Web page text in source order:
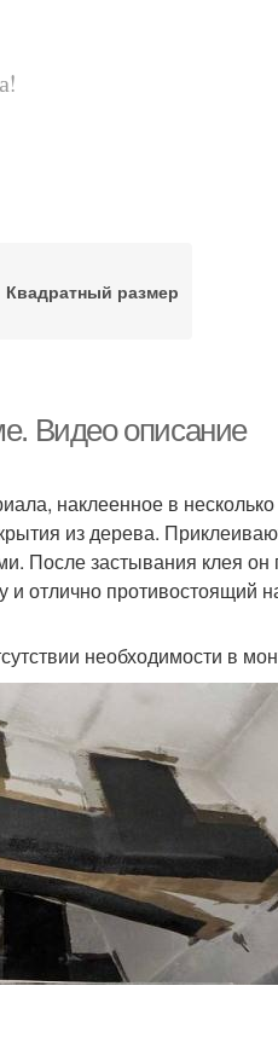
Квадратный размер
Видео описание
наклеенное в
из дерева.
После застывания клея
и отлично противостоящий
необходимости в